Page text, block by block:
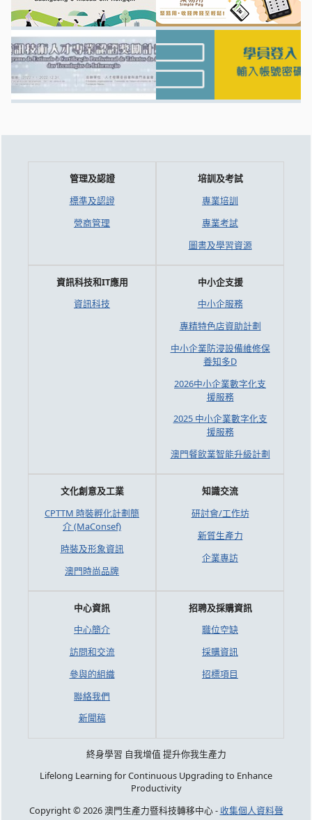
管理及認證
標準及認證
營商管理
培訓及考試
專業培訓
專業考試
圖書及學習資源
資訊科技和IT應用
資訊科技
中小企支援
中小企服務
專精特色店資助計劃
中小企業防浸設備維修保
養知多D
2026中小企業數字化支
援服務
2025 中小企業數字化支
援服務
澳門餐飲業智能升級計劃
文化創意及工業
CPTTM 時裝孵化計劃簡
介 (MaConsef)
時裝及形象資訊
澳門時尚品牌
知識交流
研討會/工作坊
新質生產力
企業專訪
中心資訊
中心簡介
訪問和交流
參與的組織
聯絡我們
新聞稿
招聘及採購資訊
職位空缺
採購資訊
招標項目
終身學習 自我增值 提升你我生產力
Lifelong Learning for Continuous Upgrading to Enhance
Productivity
Copyright © 2026 澳門生產力暨科技轉移中心 - 收集個人資料聲